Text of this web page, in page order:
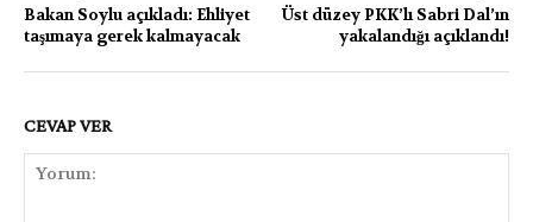
Bakan Soylu açıkladı: Ehliyet
taşımaya gerek kalmayacak
Üst düzey PKK’lı Sabri Dal’ın
yakalandığı açıklandı!
CEVAP VER